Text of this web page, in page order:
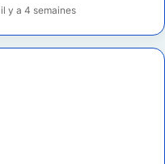
il y a 4 semaines